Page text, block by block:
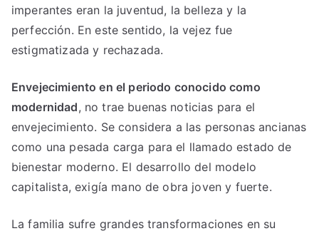
imperantes eran la juventud, la belleza y la
perfección. En este sentido, la vejez fue
estigmatizada y rechazada.
Envejecimiento en el periodo conocido como
modernidad, no trae buenas noticias para el
envejecimiento. Se considera a las personas ancianas
como una pesada carga para el llamado estado de
bienestar moderno. El desarrollo del modelo
capitalista, exigía mano de obra joven y fuerte.
La familia sufre grandes transformaciones en su